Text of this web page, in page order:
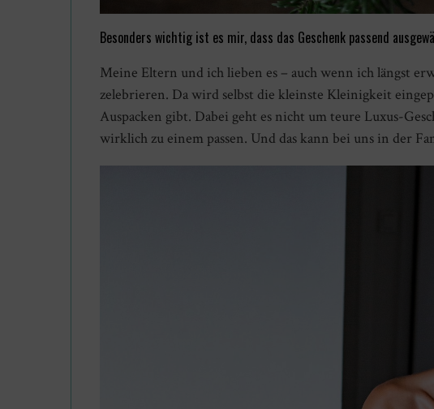
Besonders wichtig ist es mir, dass das Geschenk passend
Meine Eltern und ich lieben es – auch wenn ich längst
zelebrieren. Da wird selbst die kleinste Kleinigkeit
Auspacken gibt. Dabei geht es nicht um teure Luxus-
wirklich zu einem passen. Und das kann bei uns in der